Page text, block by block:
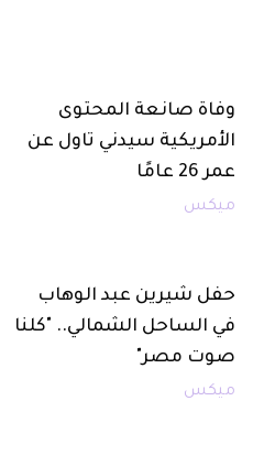
وفاة صانعة المحتوى
الأمريكية سيدني تاول عن
عمر 26 عامًا
ميكس
حفل شيرين عبد الوهاب
في الساحل الشمالي.. "كلنا
صوت مصر"
ميكس